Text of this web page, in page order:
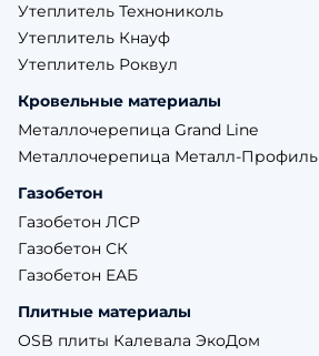
Утеплитель Технониколь
Утеплитель Кнауф
Утеплитель Роквул
Кровельные материалы
Металлочерепица Grand Line
Металлочерепица Металл-Профиль
Газобетон
Газобетон ЛСР
Газобетон СК
Газобетон ЕАБ
Плитные материалы
OSB плиты Калевала ЭкоДом